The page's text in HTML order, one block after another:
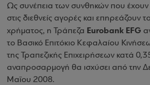
Ως συνέπεια των συνθηκών που
στις διεθνείς αγορές και επηρεάζουν
χρήματος, η Τράπεζα Eurobank EFG
το Βασικό Επιτόκιο Κεφαλαίου
της Τραπεζικής Επιχειρήσεων κατά
αναπροσαρμογή θα ισχύσει από την
Μαΐου 2008.